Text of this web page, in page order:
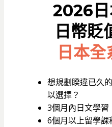
2026
日幣貶
日本
想規劃睽違已久
以選擇？
3個月內日文學習
6個月以上留學